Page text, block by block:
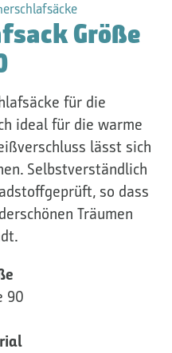
Größe
für die
ideal für die warme
lässt sich
Selbstverständlich
so dass
Träumen
90